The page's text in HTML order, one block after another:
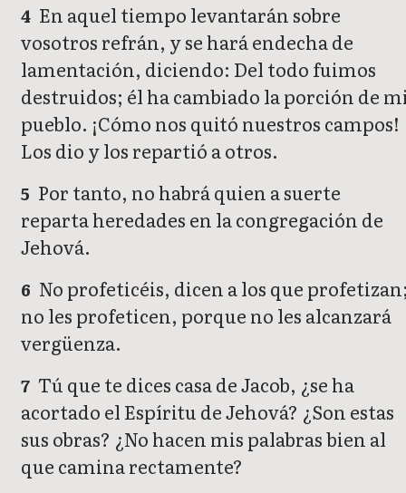
4 En aquel tiempo levantarán sobre
vosotros refrán, y se hará endecha de
lamentación, diciendo: Del todo fuimos
destruidos; él ha cambiado la porción de
pueblo. ¡Cómo nos quitó nuestros campos!
Los dio y los repartió a otros.
5 Por tanto, no habrá quien a suerte
reparta heredades en la congregación de
Jehová.
6 No profeticéis, dicen a los que
no les profeticen, porque no les alcanzará
vergüenza.
7 Tú que te dices casa de Jacob, ¿se ha
acortado el Espíritu de Jehová? ¿Son estas
sus obras? ¿No hacen mis palabras bien al
que camina rectamente?